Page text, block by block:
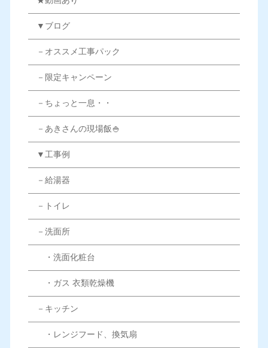
▼ブログ
－オススメ工事パック
－限定キャンペーン
－ちょっと一息・・
－あきさんの現場飯🍚
▼工事例
－給湯器
－トイレ
－洗面所
・洗面化粧台
・ガス 衣類乾燥機
－キッチン
・レンジフード、換気扇